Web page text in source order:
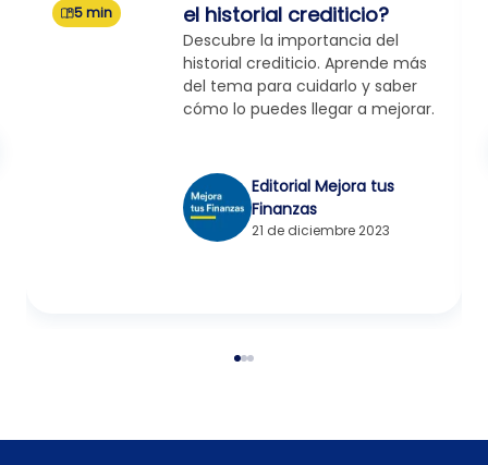
5 min
el historial crediticio?
Descubre la importancia del
historial crediticio. Aprende más
del tema para cuidarlo y saber
cómo lo puedes llegar a mejorar.
Editorial Mejora tus
Finanzas
21 de diciembre 2023